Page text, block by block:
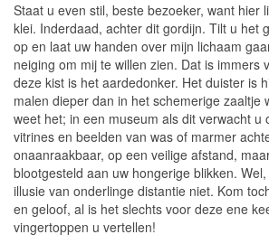
Staat u even stil, beste bezoeker, want hier
klei. Inderdaad, achter dit gordijn. Tilt u het
op en laat uw handen over mijn lichaam
neiging om mij te willen zien. Dat is immers
deze kist is het aardedonker. Het duister is
malen dieper dan in het schemerige zaaltje
weet het; in een museum als dit verwacht u
vitrines en beelden van was of marmer
onaanraakbaar, op een veilige afstand,
blootgesteld aan uw hongerige blikken.
illusie van onderlinge distantie niet. Kom
en geloof, al is het slechts voor deze ene
vingertoppen u vertellen!